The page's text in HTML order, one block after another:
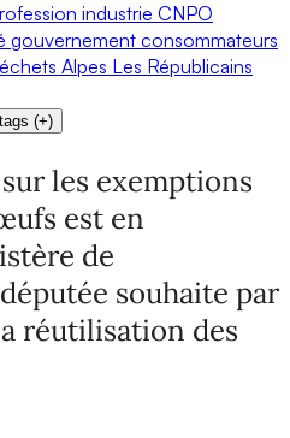
industrie CNPO
gouvernement consommateurs
Alpes Les Républicains
(+)
les exemptions
est en
de
souhaite par
réutilisation des